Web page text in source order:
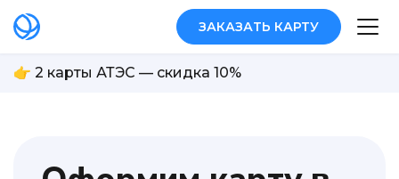
👉 2 карты АТЭС — скидка 10%
ЗАКАЗАТЬ КАРТУ